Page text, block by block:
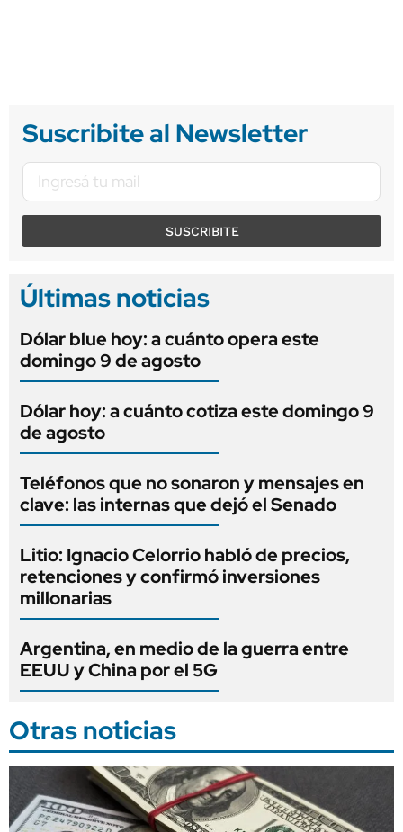
Suscribite al Newsletter
SUSCRIBITE
Últimas noticias
Dólar blue hoy: a cuánto opera este
domingo 9 de agosto
Dólar hoy: a cuánto cotiza este domingo 9
de agosto
Teléfonos que no sonaron y mensajes en
clave: las internas que dejó el Senado
Litio: Ignacio Celorrio habló de precios,
retenciones y confirmó inversiones
millonarias
Argentina, en medio de la guerra entre
EEUU y China por el 5G
Otras noticias